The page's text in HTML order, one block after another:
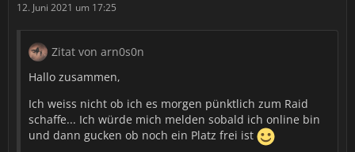
12. Juni 2021 um 17:25
Zitat von arn0s0n
Hallo zusammen,
Ich weiss nicht ob ich es morgen pünktlich zum Raid
schaffe... Ich würde mich melden sobald ich online bin
und dann gucken ob noch ein Platz frei ist